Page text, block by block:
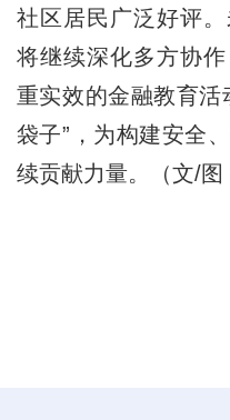
社区居民广泛好评
将继续深化多方协
重实效的金融教育活
袋子”，为构建安全
续贡献力量。（文/图